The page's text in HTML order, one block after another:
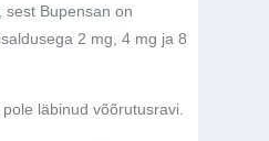
sest Bupensan on
2 mg, 4 mg ja 8
läbinud võõrutusravi.